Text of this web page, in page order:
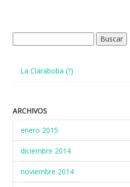
La Claraboba (?)
ARCHIVOS
enero 2015
diciembre 2014
noviembre 2014